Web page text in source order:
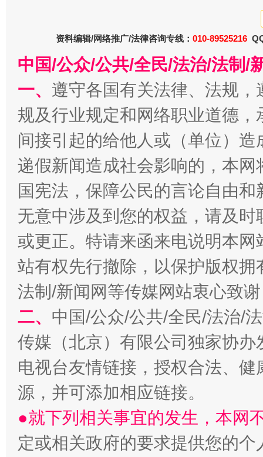
受贿1.44亿！段成刚被判无期 从幼
全民健身五年计划来了！等你上场
资料编辑/网络推广/法律咨询专线： 010-89525216
中国/公众/公共/全民/法治/法制/
一、 遵守各国有关法律、法规
规及行业规定和网络职业道德
间接引起的给他人或（单位）
递假新闻造成社会影响的，本
国宪法，保障公民的言论自由
无意中涉及到您的权益，请及
或更正。特请来函来电说明本
站有权先行撤除，以保护版权
法制/新闻网等传媒网站衷心致
二、 中国/公众/公共/全民/法治/
传媒（北京）有限公司独家协
电视台友情链接，授权合法、
源，并可添加相应链接。
●就下列相关事宜的发生，本网
定或相关政府的要求提供您的个